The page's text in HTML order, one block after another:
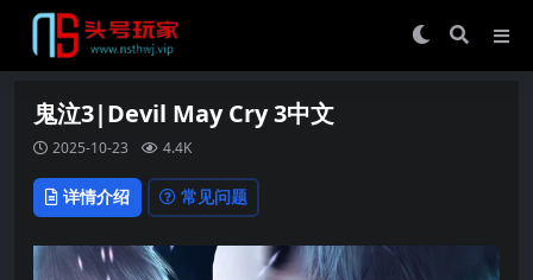
鬼泣3|Devil May Cry 3中文
2025-10-23 4.4K
详情介绍 常见问题